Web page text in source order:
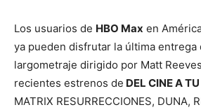
Los usuarios de HBO Max en
ya pueden disfrutar la última entrega
largometraje dirigido por Matt
recientes estrenos de DEL CINE A
MATRIX RESURRECCIONES, DUNA,